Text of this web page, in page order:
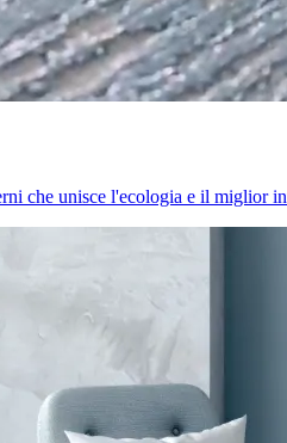
che unisce l'ecologia e il miglior